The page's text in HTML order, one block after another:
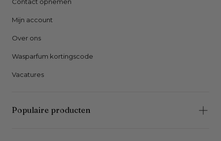
Contact opnemen
Mijn account
Over ons
Wasparfum kortingscode
Vacatures
Populaire producten